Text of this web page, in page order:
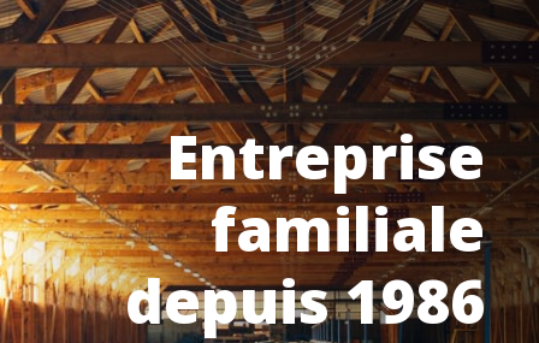
Entreprise
familiale
depuis 1986